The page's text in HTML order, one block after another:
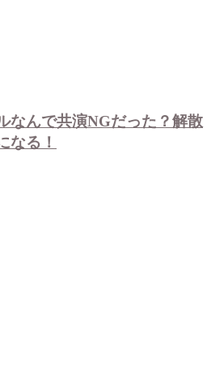
なんで共演NGだった？解散
なる！